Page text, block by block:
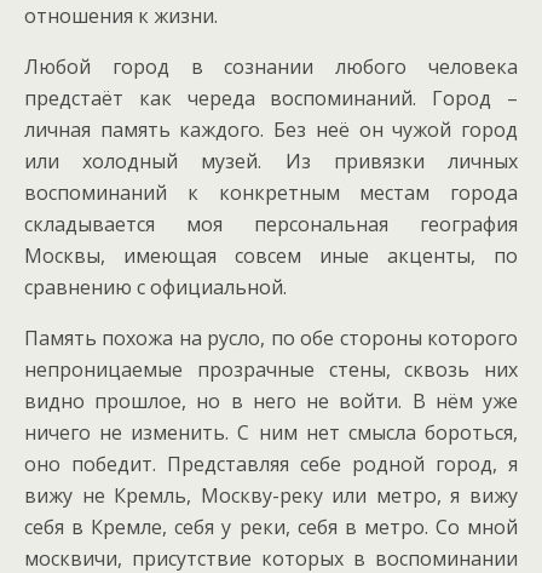
отношения к жизни.
Любой город в сознании любого человека
предстаёт как череда воспоминаний. Город –
личная память каждого. Без неё он чужой город
или холодный музей. Из привязки личных
воспоминаний к конкретным местам города
складывается моя персональная география
Москвы, имеющая совсем иные акценты, по
сравнению с официальной.
Память похожа на русло, по обе стороны которого
непроницаемые прозрачные стены, сквозь них
видно прошлое, но в него не войти. В нём уже
ничего не изменить. С ним нет смысла бороться,
оно победит. Представляя себе родной город, я
вижу не Кремль, Москву-реку или метро, я вижу
себя в Кремле, себя у реки, себя в метро. Со мной
москвичи, присутствие которых в воспоминании